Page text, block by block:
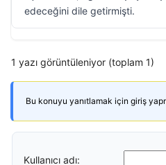
edeceğini dile getirmişti.
1 yazı görüntüleniyor (toplam 1)
Bu konuyu yanıtlamak için giriş
Kullanıcı adı: